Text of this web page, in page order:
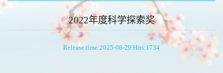
2022年度科学探索奖
Release time:2025-08-29 Hits:1734